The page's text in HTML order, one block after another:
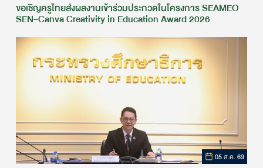
ขอเชิญครูไทยส่งผลงานเข้าร่วมประกวดในโครงการ SEAMEO
SEN–Canva Creativity in Education Award 2026
05 ส.ค. 69